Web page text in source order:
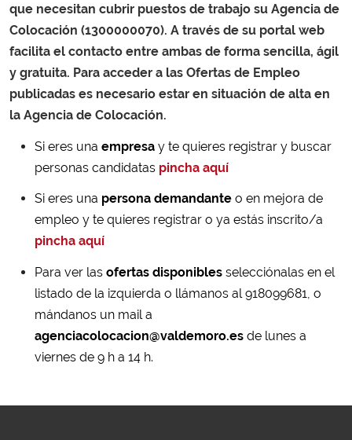
que necesitan cubrir puestos de trabajo su Agencia de
Colocación (1300000070). A través de su portal web
facilita el contacto entre ambas de forma sencilla, ágil
y gratuita. Para acceder a las Ofertas de Empleo
publicadas es necesario estar en situación de alta en
la Agencia de Colocación.
Si eres una empresa y te quieres registrar y buscar
personas candidatas pincha aquí
Si eres una persona demandante o en mejora de
empleo y te quieres registrar o ya estás inscrito/a
pincha aquí
Para ver las ofertas disponibles selecciónalas en el
listado de la izquierda o llámanos al 918099681, o
mándanos un mail a
agenciacolocacion@valdemoro.es de lunes a
viernes de 9 h a 14 h.